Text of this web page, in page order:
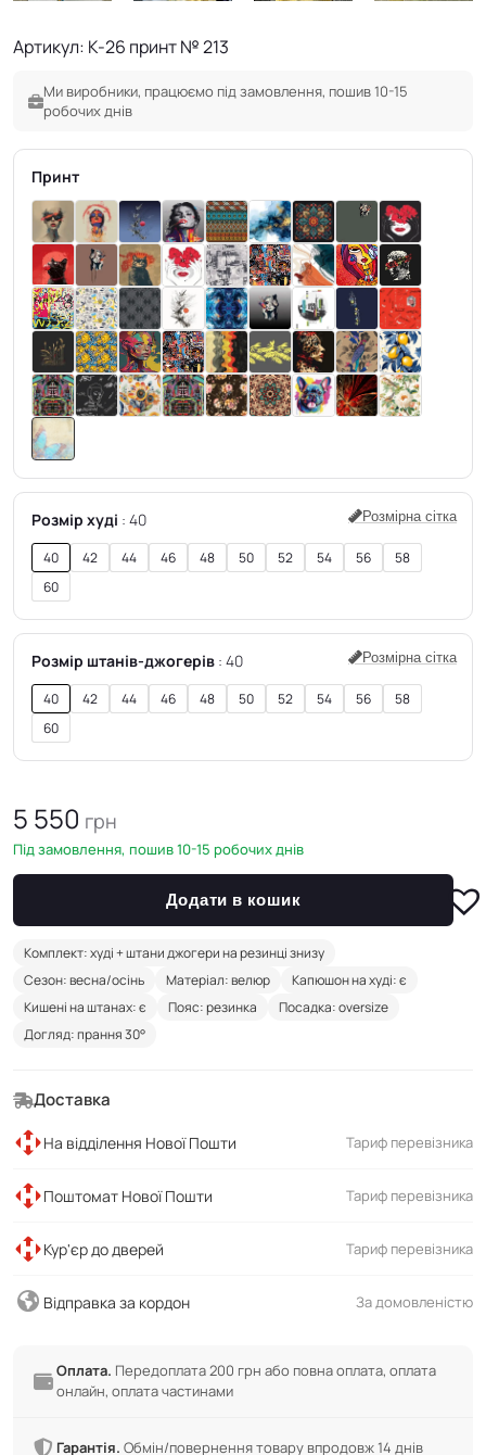
Артикул: K-26 принт № 213
Ми виробники, працюємо під замовлення, пошив 10-15
робочих днів
Принт
Розмір худі 40 Розмірна сітка
40 42 44 46 48 50 52 54 56
58
60
Розмір штанів-джогерів 40 Розмірна сітка
40 42 44 46 48 50 52 54 56
58
60
5 550 грн
Під замовлення, пошив 10-15 робочих днів
Додати в кошик
Комплект: худі + штани джогери на резинці знизу
Сезон: весна/осінь
Матеріал: велюр
Капюшон на худі: є
Кишені на штанах: є
Пояс: резинка
Посадка: oversize
Догляд: прання 30°
Доставка
На відділення Нової Пошти Тариф перевізника
Поштомат Нової Пошти Тариф перевізника
Кур'єр до дверей Тариф перевізника
Відправка за кордон За домовленістю
Оплата. Передоплата 200 грн або повна оплата, оплата
онлайн, оплата частинами
Гарантія. Обмін/повернення товару впродовж 14 днів